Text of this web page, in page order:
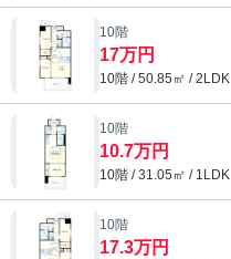
10階
17万円
10階 / 50.85㎡ / 2LDK
10階
10.7万円
10階 / 31.05㎡ / 1LDK
10階
17.3万円